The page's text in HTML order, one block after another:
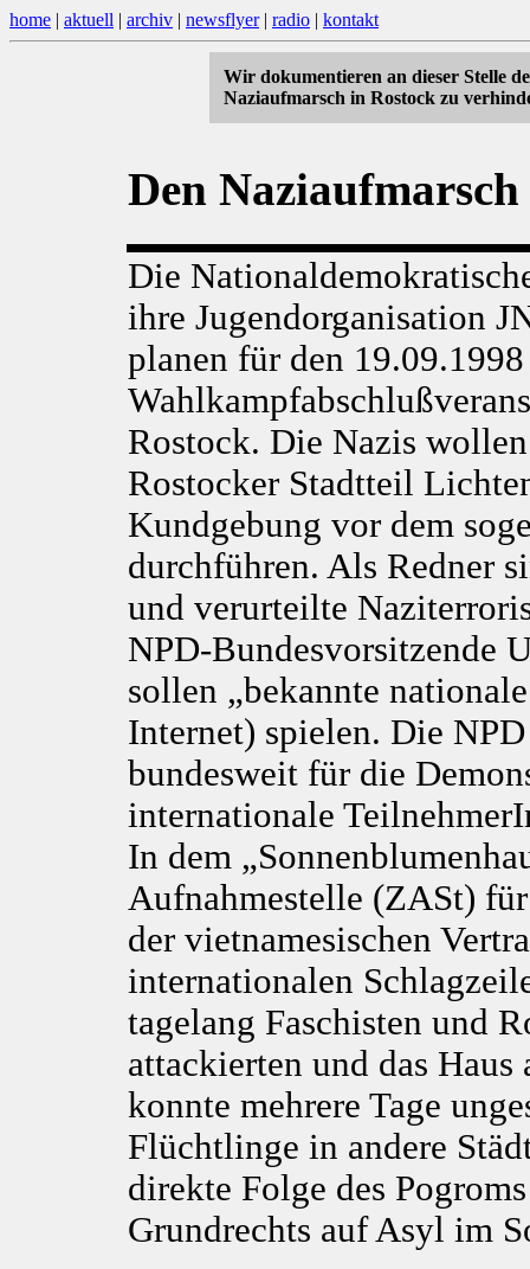
home | aktuell | archiv | newsflyer| radio | kontakt
Wir dokumentieren an dieser Stelle
Naziaufmarsch in Rostock zu
Den
Die
ihre Jugendorganisation
planen für den
Rostock. Die Nazis
Rostocker Stadtteil
Kundgebung vor dem
durchführen. Als Redner
und verurteilte
NPD-Bundesvorsitzende
sollen „bekannte
Internet) spielen. Die
bundesweit für die
internationale
In dem
Aufnahmestelle (ZASt)
der vietnamesischen
internationalen
tagelang Faschisten und
attackierten und das
konnte mehrere Tage
Flüchtlinge in andere
direkte Folge des
Grundrechts auf Asyl im